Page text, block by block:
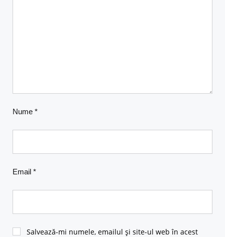
Nume *
Email *
Salvează-mi numele, emailul și site-ul web în acest